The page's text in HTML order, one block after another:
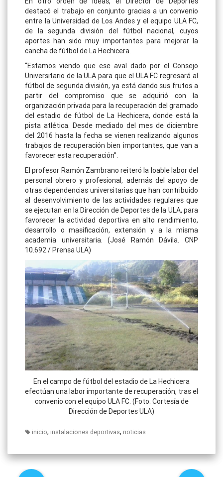
destacó el trabajo en conjunto gracias a un convenio
entre la Universidad de Los Andes y el equipo ULA FC,
de la segunda división del fútbol nacional, cuyos
aportes han sido muy importantes para mejorar la
cancha de fútbol de La Hechicera.
“Estamos viendo que ese aval dado por el Consejo
Universitario de la ULA para que el ULA FC regresará al
fútbol de segunda división, ya está dando sus frutos a
partir del compromiso que se adquirió con la
organización privada para la recuperación del gramado
del estadio de fútbol de La Hechicera, donde está la
pista atlética. Desde mediado del mes de diciembre
del 2016 hasta la fecha se vienen realizando algunos
trabajos de recuperación bien importantes, que van a
favorecer esta recuperación”.
El profesor Ramón Zambrano reiteró la loable labor del
personal obrero y profesional, además del apoyo de
otras dependencias universitarias que han contribuido
al desenvolvimiento de las actividades regulares que
se ejecutan en la Dirección de Deportes de la ULA, para
favorecer la actividad deportiva en alto rendimiento,
desarrollo o masificación, extensión y a la misma
academia universitaria. (José Ramón Dávila. CNP
10.692 / Prensa ULA)
En el campo de fútbol del estadio de La Hechicera
efectúan una labor importante de recuperación, tras el
convenio con el equipo ULA FC. (Foto: Cortesía de
Dirección de Deportes ULA)
inicio, instalaciones deportivas, noticias